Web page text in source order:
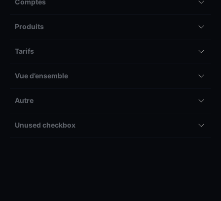
Comptes
Produits
Tarifs
Vue d’ensemble
Autre
Unused checkbox